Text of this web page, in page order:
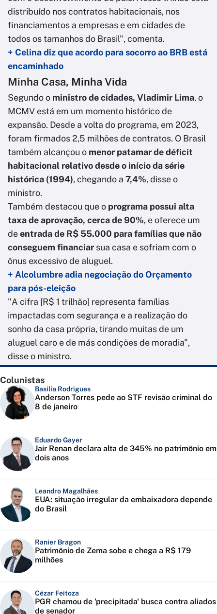
distribuído nos contratos habitacionais, nos
financiamentos a empresas e em cidades de
todos os tamanhos do Brasil", comenta.
+ Celina diz que acordo para socorro ao BRB está
encaminhado
Minha Casa, Minha Vida
Segundo o ministro de cidades, Vladimir Lima, o
MCMV está em um momento histórico de
expansão. Desde a volta do programa, em 2023,
foram firmados 2,5 milhões de contratos. O Brasil
também alcançou o menor patamar de déficit
habitacional relativo desde o início da série
histórica (1994), chegando a 7,4%, disse o
ministro.
Também destacou que o programa possui alta
taxa de aprovação, cerca de 90%, e oferece um
deentrada de R$ 55.000 para famílias que não
conseguem financiar sua casa e sofriam com o
ônus excessivo de aluguel.
+ Alcolumbre adia negociação do Orçamento
para pós-eleição
"A cifra [R$ 1 trilhão] representa famílias
impactadas com segurança e a realização do
sonho da casa própria, tirando muitas de um
aluguel caro e de más condições de moradia",
disse o ministro.
Colunistas
Basília Rodrigues
Anderson Torres pede ao STF revisão criminal do
8 de janeiro
Eduardo Gayer
Jair Renan declara alta de 345% no patrimônio em
dois anos
Leandro Magalhães
EUA: situação irregular da embaixadora depende
do Brasil
Ranier Bragon
Patrimônio de Zema sobe e chega a R$ 179
milhões
Cézar Feitoza
PGR chamou de 'precipitada' busca contra aliados
de senador